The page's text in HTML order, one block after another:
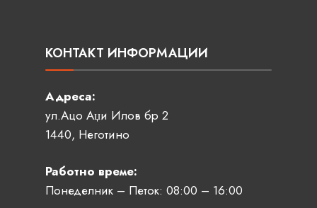
КОНТАКТ ИНФОРМАЦИИ
Адреса:
ул.Ацо Аџи Илов бр 2
1440, Неготино
Работно време:
Понеделник – Петок: 08:00 – 16:00